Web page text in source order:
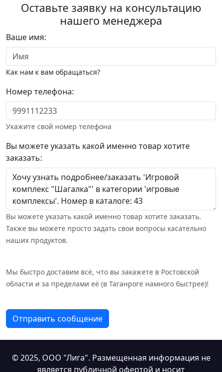
Оставьте заявку на консультацию
нашего менеджера
Ваше имя:
Как нам к вам обращаться?
Номер телефона:
Укажите свой номер телефона
Вы можете указать какой именно товар хотите
заказать:
Вы можете указать какой именно товар хотите заказать.
Также вы можете просто задать свои вопросы касательно
наших продуктов.
Мы быстро доставим всё, что вы закажете в Ростовской
области и за пределами её (в Таганроге намного быстрее)!
Отправить сообщение
© 2025, ООО "Лига". Размещенная информация не
является публичной офертой и носит